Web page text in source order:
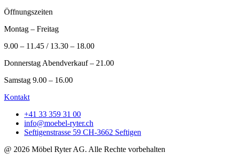
Öffnungszeiten
Montag – Freitag
9.00 – 11.45 / 13.30 – 18.00
Donnerstag Abendverkauf – 21.00
Samstag 9.00 – 16.00
Kontakt
+41 33 359 31 00
info@moebel-ryter.ch
Seftigenstrasse 59 CH-3662 Seftigen
@ 2026 Möbel Ryter AG. Alle Rechte vorbehalten